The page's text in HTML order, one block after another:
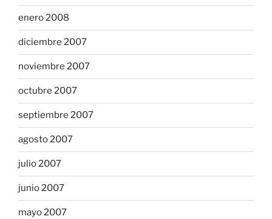
enero 2008
diciembre 2007
noviembre 2007
octubre 2007
septiembre 2007
agosto 2007
julio 2007
junio 2007
mayo 2007